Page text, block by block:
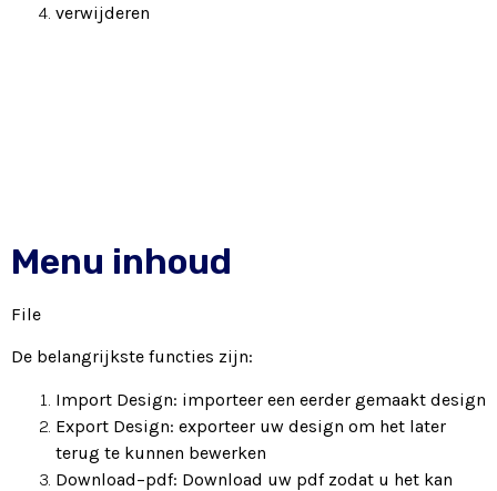
verwijderen
Menu inhoud
File
De belangrijkste functies zijn:
Import Design: importeer een eerder gemaakt design
Export Design: exporteer uw design om het later
terug te kunnen bewerken
Download–pdf: Download uw pdf zodat u het kan